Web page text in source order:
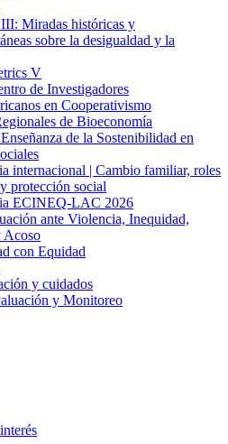
Miradas históricas y
sobre la desigualdad y la
V
de Investigadores
en Cooperativismo
de Bioeconomía
de la Sostenibilidad en
internacional | Cambio familiar, roles
protección social
ECINEQ-LAC 2026
ante Violencia, Inequidad,
Acoso
con Equidad
y cuidados
y Monitoreo